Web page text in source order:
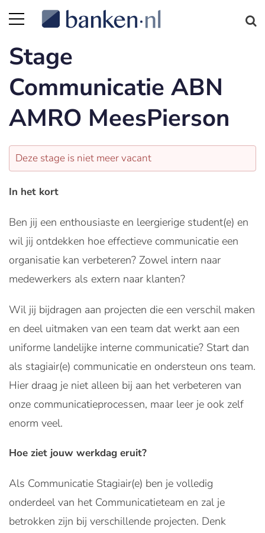
Stage
Communicatie ABN
AMRO MeesPierson
Deze stage is niet meer vacant
In het kort
Ben jij een enthousiaste en leergierige student(e) en
wil jij ontdekken hoe effectieve communicatie een
organisatie kan verbeteren? Zowel intern naar
medewerkers als extern naar klanten?
Wil jij bijdragen aan projecten die een verschil maken
en deel uitmaken van een team dat werkt aan een
uniforme landelijke interne communicatie? Start dan
als stagiair(e) communicatie en ondersteun ons team.
Hier draag je niet alleen bij aan het verbeteren van
onze communicatieprocessen, maar leer je ook zelf
enorm veel.
Hoe ziet jouw werkdag eruit?
Als Communicatie Stagiair(e) ben je volledig
onderdeel van het Communicatieteam en zal je
betrokken zijn bij verschillende projecten. Denk